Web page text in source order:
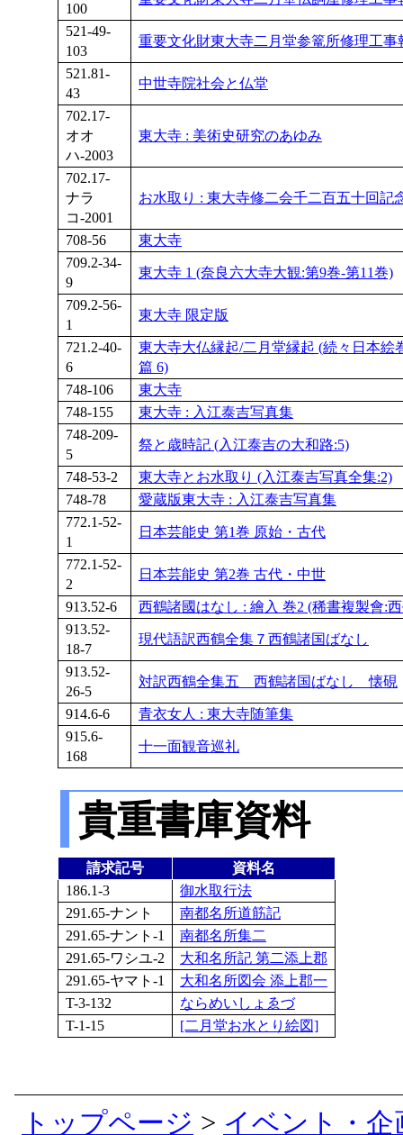
100
521-49-
103
重要文化財東大寺二月堂参篭所修理工事
521.81-
43
中世寺院社会と仏堂
702.17-
オオ
ハ-2003
東大寺 : 美術史研究のあゆみ
702.17-
ナラ
コ-2001
お水取り : 東大寺修二会千二百五十回記
708-56
東大寺
709.2-34-
9
東大寺 1 (奈良六大寺大観:第9巻-第11巻)
709.2-56-
1
東大寺 限定版
721.2-40-
6
東大寺大仏縁起/二月堂縁起 (続々日本絵
篇 6)
748-106
東大寺
748-155
東大寺 : 入江泰吉写真集
748-209-
5
祭と歳時記 (入江泰吉の大和路:5)
748-53-2
東大寺とお水取り (入江泰吉写真全集:2)
748-78
愛蔵版東大寺 : 入江泰吉写真集
772.1-52-
1
日本芸能史 第1巻 原始・古代
772.1-52-
2
日本芸能史 第2巻 古代・中世
913.52-6
西鶴諸國はなし : 繪入 巻2 (稀書複製會:
913.52-
18-7
現代語訳西鶴全集７西鶴諸国ばなし
913.52-
26-5
対訳西鶴全集五 西鶴諸国ばなし 懐硯
914.6-6
青衣女人 : 東大寺随筆集
915.6-
168
十一面観音巡礼
貴重書庫資料
請求記号
資料名
186.1-3
御水取行法
291.65-ナント
南都名所道筋記
291.65-ナント-1
南都名所集二
291.65-ワシユ-2
大和名所記 第二添上郡
291.65-ヤマト-1
大和名所図会 添上郡一
T-3-132
ならめいしょゑづ
T-1-15
[二月堂お水とり絵図]
トップページ > イベント・企